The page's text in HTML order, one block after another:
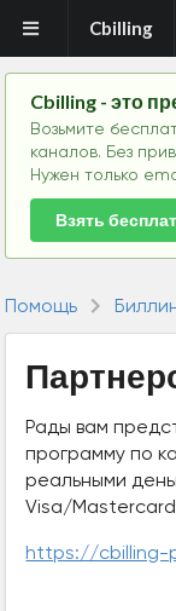
Cbilling
Cbilling - это
Возьмите
каналов. Без
Нужен только
Взять
Помощь
Рады вам
программу по
реальными
Visa/
https://cbilling-